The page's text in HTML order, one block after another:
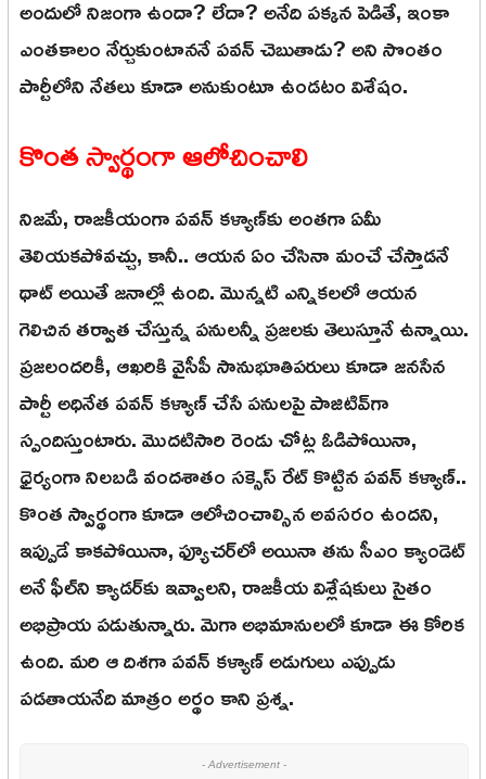
అందులో నిజంగా ఉందా? లేదా? అనేది పక్కన పెడితే, ఇంకా
ఎంతకాలం నేర్చుకుంటాననే పవన్ చెబుతాడు? అని సొంతం
పార్టీలోని నేతలు కూడా అనుకుంటూ ఉండటం విశేషం.
కొంత స్వార్థంగా ఆలోచించాలి
నిజమే, రాజకీయంగా పవన్ కళ్యాణ్‌కు అంతగా ఏమీ
తెలియకపోవచ్చు, కానీ.. ఆయన ఏం చేసినా మంచే చేస్తాడనే
థాట్ అయితే జనాల్లో ఉంది. మొన్నటి ఎన్నికలలో ఆయన
గెలిచిన తర్వాత చేస్తున్న పనులన్నీ ప్రజలకు తెలుస్తూనే ఉన్నాయి.
ప్రజలందరికీ, ఆఖరికి వైసీపీ సానుభూతిపరులు కూడా జనసేన
పార్టీ అధినేత పవన్ కళ్యాణ్ చేసే పనులపై పాజిటివ్‌గా
స్పందిస్తుంటారు. మొదటిసారి రెండు చోట్ల ఓడిపోయినా,
ధైర్యంగా నిలబడి వందశాతం సక్సెస్ రేట్ కొట్టిన పవన్ కళ్యాణ్..
కొంత స్వార్థంగా కూడా ఆలోచించాల్సిన అవసరం ఉందని,
ఇప్పుడే కాకపోయినా, ఫ్యూచర్‌లో అయినా తను సీఎం క్యాండెట్
అనే ఫీల్‌ని క్యాడర్‌కు ఇవ్వాలని, రాజకీయ విశ్లేషకులు సైతం
అభిప్రాయ పడుతున్నారు. మెగా అభిమానులలో కూడా ఈ కోరిక
ఉంది. మరి ఆ దిశగా పవన్ కళ్యాణ్ అడుగులు ఎప్పుడు
పడతాయనేది మాత్రం అర్థం కాని ప్రశ్న.
- Advertisement -